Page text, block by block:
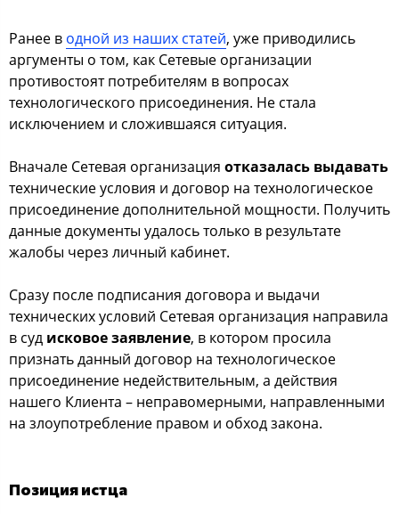
Ранее в одной из наших статей, уже приводились
аргументы о том, как Сетевые организации
противостоят потребителям в вопросах
технологического присоединения. Не стала
исключением и сложившаяся ситуация.
Вначале Сетевая организация отказалась выдавать
технические условия и договор на технологическое
присоединение дополнительной мощности. Получить
данные документы удалось только в результате
жалобы через личный кабинет.
Сразу после подписания договора и выдачи
технических условий Сетевая организация направила
в суд исковое заявление, в котором просила
признать данный договор на технологическое
присоединение недействительным, а действия
нашего Клиента – неправомерными, направленными
на злоупотребление правом и обход закона.
Позиция истца